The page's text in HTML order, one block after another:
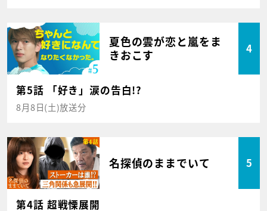
夏色の雲が恋と嵐をま
きおこす
4
第5話 「好き」涙の告白!?
8月8日(土)放送分
名探偵のままでいて 5
第4話 超戦慄展開